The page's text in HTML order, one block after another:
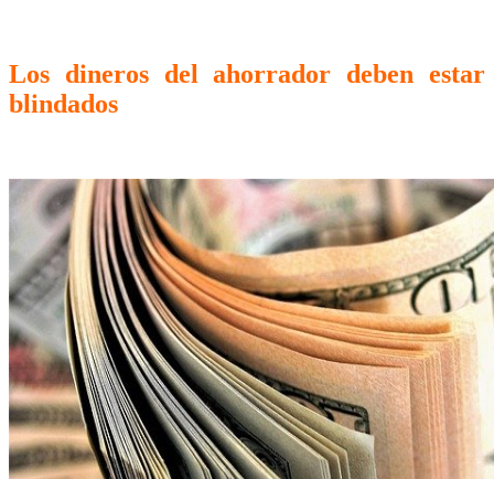
Los dineros del ahorrador deben estar
blindados